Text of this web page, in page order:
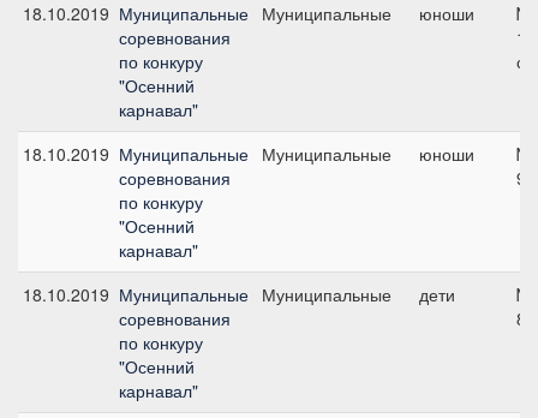
18.10.2019 Муниципальные
соревнования
по конкуру
"Осенний
карнавал"
Муниципальные юноши
см
18.10.2019 Муниципальные
соревнования
по конкуру
"Осенний
карнавал"
Муниципальные юноши
18.10.2019 Муниципальные
соревнования
по конкуру
"Осенний
карнавал"
Муниципальные дети